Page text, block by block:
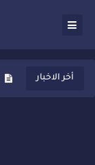
أخر الاخبار